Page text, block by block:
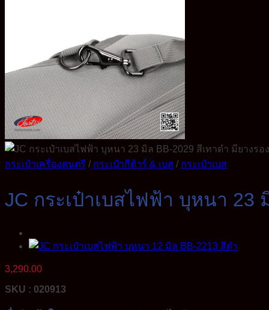
กระเป๋าเครื่องดนตรี / กระเป๋ากีต้าร์ & เบส / กระเป๋าเบส
JC กระเป๋าเบสไฟฟ้า บุหนา 23
3,290.00
SKU : 020913